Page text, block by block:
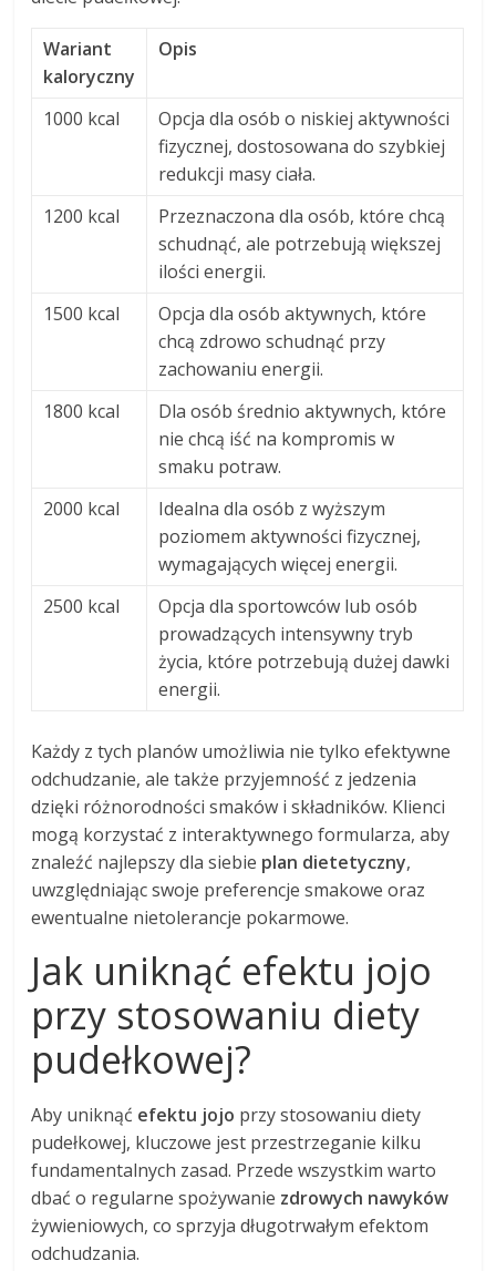
Wariant
kaloryczny
Opis
1000 kcal
Opcja dla osób o niskiej aktywności
fizycznej, dostosowana do szybkiej
redukcji masy ciała.
1200 kcal
Przeznaczona dla osób, które chcą
schudnąć, ale potrzebują większej
ilości energii.
1500 kcal
Opcja dla osób aktywnych, które
chcą zdrowo schudnąć przy
zachowaniu energii.
1800 kcal
Dla osób średnio aktywnych, które
nie chcą iść na kompromis w
smaku potraw.
2000 kcal
Idealna dla osób z wyższym
poziomem aktywności fizycznej,
wymagających więcej energii.
2500 kcal
Opcja dla sportowców lub osób
prowadzących intensywny tryb
życia, które potrzebują dużej dawki
energii.
Każdy z tych planów umożliwia nie tylko efektywne
odchudzanie, ale także przyjemność z jedzenia
dzięki różnorodności smaków i składników. Klienci
mogą korzystać z interaktywnego formularza, aby
znaleźć najlepszy dla siebie plan dietetyczny,
uwzględniając swoje preferencje smakowe oraz
ewentualne nietolerancje pokarmowe.
Jak uniknąć efektu jojo
przy stosowaniu diety
pudełkowej?
Aby uniknąć efektu jojo przy stosowaniu diety
pudełkowej, kluczowe jest przestrzeganie kilku
fundamentalnych zasad. Przede wszystkim warto
dbać o regularne spożywanie zdrowych nawyków
żywieniowych, co sprzyja długotrwałym efektom
odchudzania.